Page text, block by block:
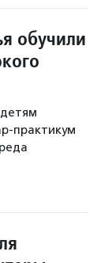
обучили
практикум